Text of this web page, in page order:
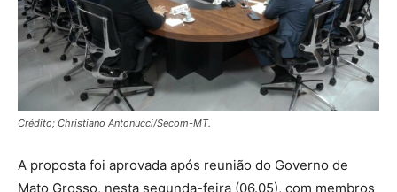
Crédito; Christiano Antonucci/Secom-MT.
A proposta foi aprovada após reunião do Governo de
Mato Grosso, nesta segunda-feira (06.05), com membros